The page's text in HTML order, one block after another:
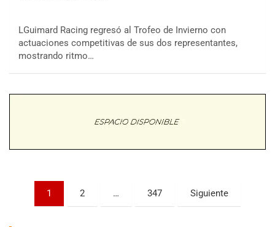
LGuimard Racing regresó al Trofeo de Invierno con
actuaciones competitivas de sus dos representantes,
mostrando ritmo…
Paginación
1 2 … 347 Siguiente
COBERTURA ESPECIAL DE E-KART.COM.AR
08/09-AGO
Trenque Lauquen (Buenos Aires)
Parque de la Velocidad (Asfalto)
Villaguay (Entre Ríos)